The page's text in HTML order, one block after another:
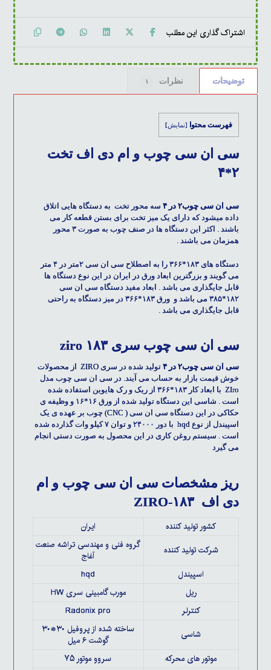
توضیحات نظرات ۱
فهرست محتوا [نمایش]
سی ان سی چوب و ام دی اف تخت
۲*۴
سی ان سی چوب۲ در ۴
سه محور تخت به دستگاه هایی اتلاق
داده میشود که دارای یک میز تخت برای بستن قطعه کار می
باشند . اکثر این دستگاه ها در صنف چوب به صورت ۳ محور
همزمان می باشند .
دستگاه های ۱۸۳*۳۶۶ را به اصطلاح سی ان سی ۲متر در ۴ متر
می گویند و بزرگترین ابعاد ورق در ایران در این نوع دستگاه ها
قابل جایگذاری می باشد . ابعاد مفید دستگاه سی ان سی
۱۸۲*۳۸۵
می باشد و ورق ۱۸۳*۳۶۶ در میز دستگاه به راحتی
قابل جایگذاری می باشد .
سی ان سی چوب سری ziro ۱۸۳
سی ان سی چوب۲ در ۴
تولید شده در سری ZIRO از محصولات
خوش قیمت بازار به حساب می آیند. در سی ان سی چوب مدل
ZIro با ابعاد کار ۱۸۳*۳۶۶ از ریک و رک هایوین استفاده شده
است . شاسی این دستگاه تولید شده از ورق ۱۶*۱۶ و وظیفه ی
حکاکی در این دستگاه سی ان سی ( CNC) چوب بر عهده ی یک
اسپیندل از نوع hqd با دور ۲۴۰۰۰ و توان ۷ کیلو وات گذارده شده
است . سیستم روغن کاری در این محصول به صورت دستی انجام
می گیرد
ریز مشخصات سی ان سی چوب و ام
دی اف ZIRO-۱۸۳
کشور تولید کننده
ایران
شرکت تولید کننده
گروه فنی و مهندسی تراشه صنعت
آغاج
اسپیندل
hqd
ریل
مورب گامبینی سری HW
کنترلر
Radonix pro
شاسی
ساخته شده از پروفیل ۳۰*۳۰
گوشت ۶ میل
موتور های محرکه
سروو موتور ۷۵